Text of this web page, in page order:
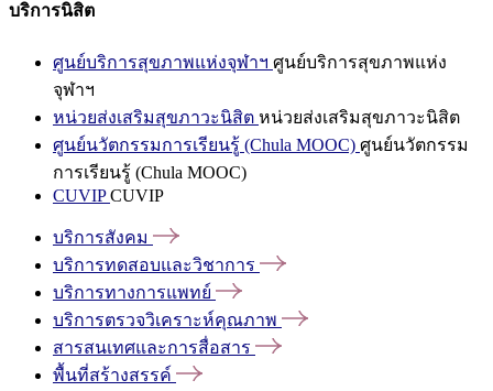
บริการนิสิต
ศูนย์บริการสุขภาพแห่งจุฬาฯ ศูนย์บริการสุขภาพแห่ง
จุฬาฯ
หน่วยส่งเสริมสุขภาวะนิสิต หน่วยส่งเสริมสุขภาวะนิสิต
ศูนย์นวัตกรรมการเรียนรู้ (Chula MOOC) ศูนย์นวัตกรรม
การเรียนรู้ (Chula MOOC)
CUVIPCUVIP
บริการสังคม
บริการทดสอบและวิชาการ
บริการทางการแพทย์
บริการตรวจวิเคราะห์คุณภาพ
สารสนเทศและการสื่อสาร
พื้นที่สร้างสรรค์